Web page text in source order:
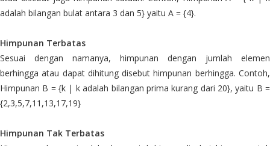
adalah bilangan bulat antara 3 dan 5} yaitu A = {4}.
Himpunan Terbatas
Sesuai dengan namanya, himpunan dengan jumlah elemen
berhingga atau dapat dihitung disebut himpunan berhingga. Contoh,
Himpunan B = {k | k adalah bilangan prima kurang dari 20}, yaitu B =
{2,3,5,7,11,13,17,19}
Himpunan Tak Terbatas